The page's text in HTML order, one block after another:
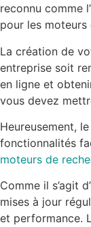
reconnu comme
pour les moteurs
La création de
entreprise soit
en ligne et
vous devez
Heureusement,
fonctionnalités
moteurs de
Comme il s’agit
mises à jour
et performance.